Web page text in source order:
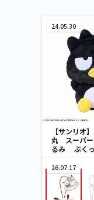
24.05.30
【サンリオ
丸 スーパー
るみ ぷく
26.07.17